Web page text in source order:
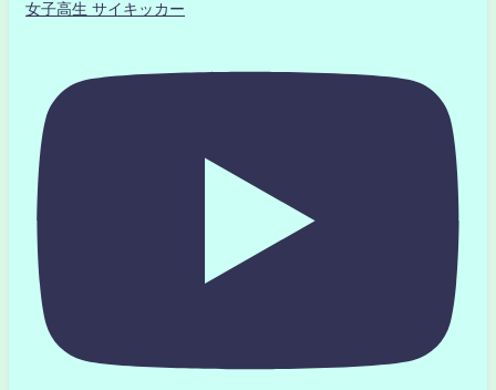
女子高生 サイキッカー